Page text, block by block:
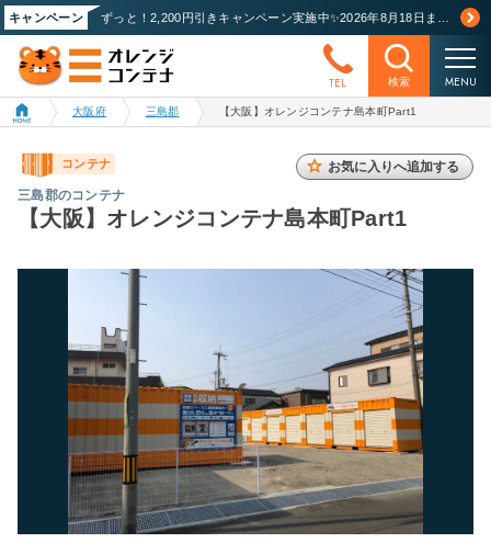
キャンペーン
TEL 検索 MENU
大阪府 三島郡 【大阪】オレンジコンテナ島本町Part1
コンテナ
三島郡のコンテナ
【大阪】オレンジコンテナ島本町Part1
お気に入りへ追加する